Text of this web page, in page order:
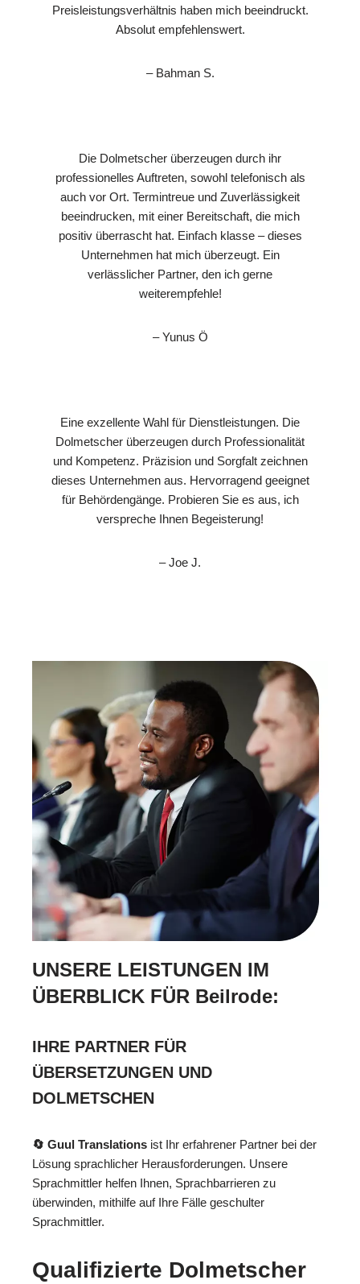
Preisleistungsverhältnis haben mich beeindruckt.
Absolut empfehlenswert.
– Bahman S.
Die Dolmetscher überzeugen durch ihr
professionelles Auftreten, sowohl telefonisch als
auch vor Ort. Termintreue und Zuverlässigkeit
beeindrucken, mit einer Bereitschaft, die mich
positiv überrascht hat. Einfach klasse – dieses
Unternehmen hat mich überzeugt. Ein
verlässlicher Partner, den ich gerne
weiterempfehle!
– Yunus Ö
Eine exzellente Wahl für Dienstleistungen. Die
Dolmetscher überzeugen durch Professionalität
und Kompetenz. Präzision und Sorgfalt zeichnen
dieses Unternehmen aus. Hervorragend geeignet
für Behördengänge. Probieren Sie es aus, ich
verspreche Ihnen Begeisterung!
– Joe J.
UNSERE LEISTUNGEN IM
ÜBERBLICK FÜR Beilrode:
IHRE PARTNER FÜR
ÜBERSETZUNGEN UND
DOLMETSCHEN
🔄 Guul Translations ist Ihr erfahrener Partner bei der
Lösung sprachlicher Herausforderungen. Unsere
Sprachmittler helfen Ihnen, Sprachbarrieren zu
überwinden, mithilfe auf Ihre Fälle geschulter
Sprachmittler.
Qualifizierte Dolmetscher